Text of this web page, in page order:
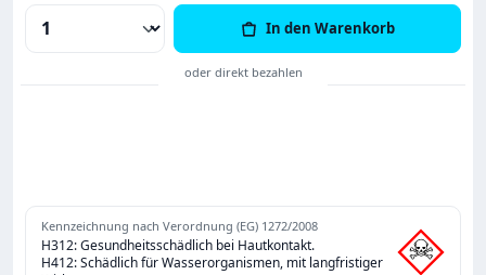
Produkt Anzahl: Gib den gewünschten
In den Warenkorb
Kennzeichnung nach Verordnung (EG) 1272/2008
H312: Gesundheitsschädlich bei Hautkontakt.
H412: Schädlich für Wasserorganismen, mit langfristiger